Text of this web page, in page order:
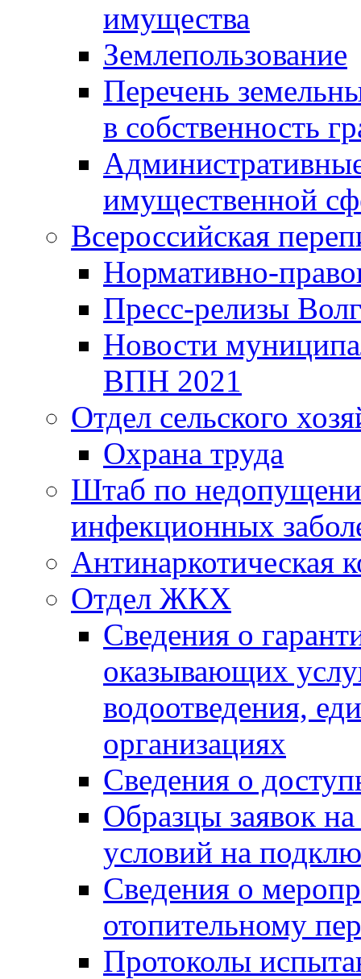
имущества
Землепользование
Перечень
в собственность
имущественной
Всероссийская
Нормативно-
Пресс-релизы
Новости
ВПН 2021
Отдел сельского
Охрана труда
Штаб по
инфекционных
Антинаркотическая
Отдел ЖКХ
Сведения о
оказывающих
водоотведения,
организациях
Сведения о
Образцы заявок
условий на
Сведения о
отопительному
Протоколы